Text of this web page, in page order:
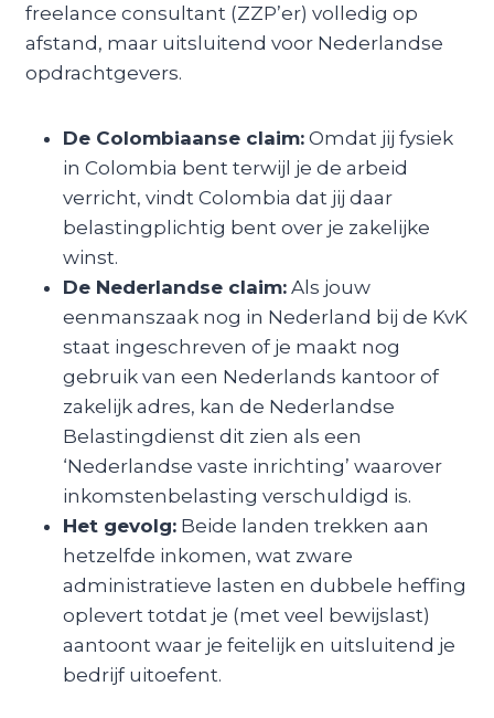
freelance consultant (ZZP’er) volledig op
afstand, maar uitsluitend voor Nederlandse
opdrachtgevers.
De Colombiaanse claim:Omdat jij fysiek
in Colombia bent terwijl je de arbeid
verricht, vindt Colombia dat jij daar
belastingplichtig bent over je zakelijke
winst.
De Nederlandse claim:Als jouw
eenmanszaak nog in Nederland bij de KvK
staat ingeschreven of je maakt nog
gebruik van een Nederlands kantoor of
zakelijk adres, kan de Nederlandse
Belastingdienst dit zien als een
‘Nederlandse vaste inrichting’ waarover
inkomstenbelasting verschuldigd is.
Het gevolg:Beide landen trekken aan
hetzelfde inkomen, wat zware
administratieve lasten en dubbele heffing
oplevert totdat je (met veel bewijslast)
aantoont waar je feitelijk en uitsluitend je
bedrijf uitoefent.